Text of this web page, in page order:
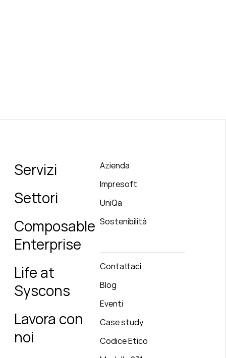
Servizi
Settori
Composable
Enterprise
Life at
Syscons
Lavora con
noi
Azienda
Impresoft
UniQa
Sostenibilità
Contattaci
Blog
Eventi
Case study
Codice Etico